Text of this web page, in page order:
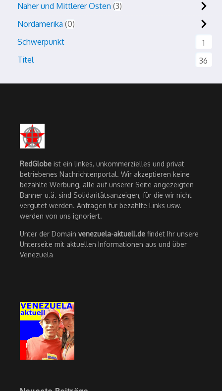
Naher und Mittlerer Osten 3
Nordamerika 0
Schwerpunkt
1
Titel
36
RedGlobe ist ein linkes, unkommerzielles und privat
betriebenes Nachrichtenportal. Wir akzeptieren keine
bezahlte Werbung, alle auf unserer Seite angezeigten
Banner u.ä. sind Solidaritätsanzeigen, für die wir nicht
vergütet werden. Anfragen für bezahlte Links usw.
werden von uns ignoriert.
Unter der Domain venezuela-aktuell.de findet Ihr unsere
Unterseite mit aktuellen Informationen aus und über
Venezuela